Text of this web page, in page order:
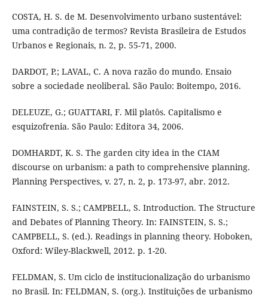
COSTA, H. S. de M. Desenvolvimento urbano sustentável:
uma contradição de termos? Revista Brasileira de Estudos
Urbanos e Regionais, n. 2, p. 55-71, 2000.
DARDOT, P.; LAVAL, C. A nova razão do mundo. Ensaio
sobre a sociedade neoliberal. São Paulo: Boitempo, 2016.
DELEUZE, G.; GUATTARI, F. Mil platôs. Capitalismo e
esquizofrenia. São Paulo: Editora 34, 2006.
DOMHARDT, K. S. The garden city idea in the CIAM
discourse on urbanism: a path to comprehensive planning.
Planning Perspectives, v. 27, n. 2, p. 173-97, abr. 2012.
FAINSTEIN, S. S.; CAMPBELL, S. Introduction. The Structure
and Debates of Planning Theory. In: FAINSTEIN, S. S.;
CAMPBELL, S. (ed.). Readings in planning theory. Hoboken,
Oxford: Wiley-Blackwell, 2012. p. 1-20.
FELDMAN, S. Um ciclo de institucionalização do urbanismo
no Brasil. In: FELDMAN, S. (org.). Instituições de urbanismo